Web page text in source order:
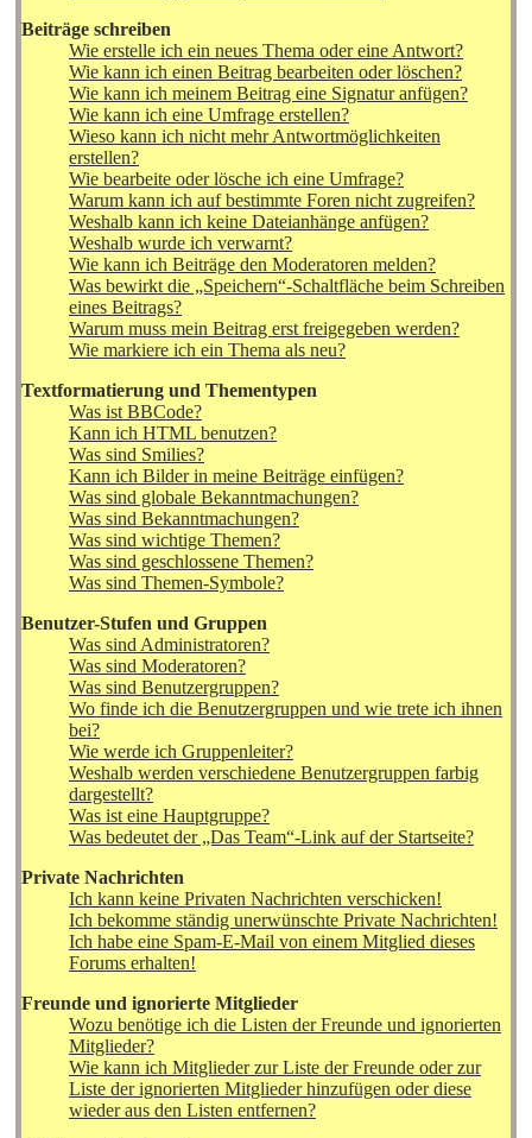
Beiträge schreiben
Wie erstelle ich ein neues Thema oder eine Antwort?
Wie kann ich einen Beitrag bearbeiten oder löschen?
Wie kann ich meinem Beitrag eine Signatur anfügen?
Wie kann ich eine Umfrage erstellen?
Wieso kann ich nicht mehr Antwortmöglichkeiten
erstellen?
Wie bearbeite oder lösche ich eine Umfrage?
Warum kann ich auf bestimmte Foren nicht zugreifen?
Weshalb kann ich keine Dateianhänge anfügen?
Weshalb wurde ich verwarnt?
Wie kann ich Beiträge den Moderatoren melden?
Was bewirkt die „Speichern“-Schaltfläche beim Schreiben
eines Beitrags?
Warum muss mein Beitrag erst freigegeben werden?
Wie markiere ich ein Thema als neu?
Textformatierung und Thementypen
Was ist BBCode?
Kann ich HTML benutzen?
Was sind Smilies?
Kann ich Bilder in meine Beiträge einfügen?
Was sind globale Bekanntmachungen?
Was sind Bekanntmachungen?
Was sind wichtige Themen?
Was sind geschlossene Themen?
Was sind Themen-Symbole?
Benutzer-Stufen und Gruppen
Was sind Administratoren?
Was sind Moderatoren?
Was sind Benutzergruppen?
Wo finde ich die Benutzergruppen und wie trete ich ihnen
bei?
Wie werde ich Gruppenleiter?
Weshalb werden verschiedene Benutzergruppen farbig
dargestellt?
Was ist eine Hauptgruppe?
Was bedeutet der „Das Team“-Link auf der Startseite?
Private Nachrichten
Ich kann keine Privaten Nachrichten verschicken!
Ich bekomme ständig unerwünschte Private Nachrichten!
Ich habe eine Spam-E-Mail von einem Mitglied dieses
Forums erhalten!
Freunde und ignorierte Mitglieder
Wozu benötige ich die Listen der Freunde und ignorierten
Mitglieder?
Wie kann ich Mitglieder zur Liste der Freunde oder zur
Liste der ignorierten Mitglieder hinzufügen oder diese
wieder aus den Listen entfernen?